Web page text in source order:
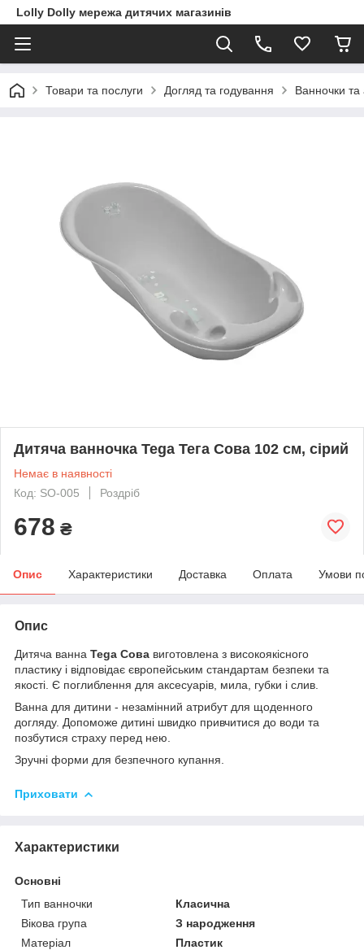
Lolly Dolly мережа дитячих магазинів
Товари та послуги Догляд та годування Ванночки та
Дитяча ванночка Tega Тега Сова 102 см, сірий
Немає в наявності
Код: SO-005
Роздріб
678 ₴
Опис Характеристики Доставка Оплата Умови
Опис
Дитяча ванна Tega Сова виготовлена з високоякісного
пластику і відповідає європейським стандартам безпеки та
якості. Є поглиблення для аксесуарів, мила, губки і слив.
Ванна для дитини - незамінний атрибут для щоденного
догляду. Допоможе дитині швидко привчитися до води та
позбутися страху перед нею.
Зручні форми для безпечного купання.
Приховати
Характеристики
Основні
Тип ванночки
Класична
Вікова група
З народження
Матеріал
Пластик